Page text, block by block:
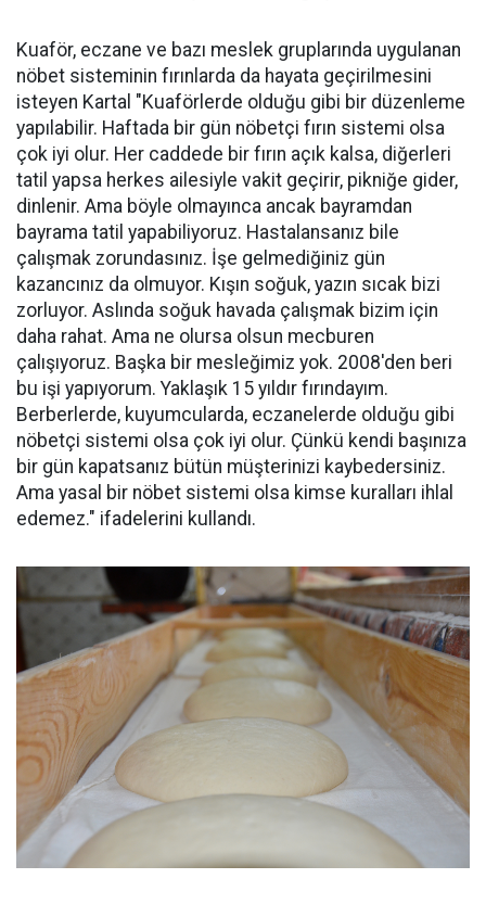
Kuaför, eczane ve bazı meslek gruplarında uygulanan
nöbet sisteminin fırınlarda da hayata geçirilmesini
isteyen Kartal "Kuaförlerde olduğu gibi bir düzenleme
yapılabilir. Haftada bir gün nöbetçi fırın sistemi olsa
çok iyi olur. Her caddede bir fırın açık kalsa, diğerleri
tatil yapsa herkes ailesiyle vakit geçirir, pikniğe gider,
dinlenir. Ama böyle olmayınca ancak bayramdan
bayrama tatil yapabiliyoruz. Hastalansanız bile
çalışmak zorundasınız. İşe gelmediğiniz gün
kazancınız da olmuyor. Kışın soğuk, yazın sıcak bizi
zorluyor. Aslında soğuk havada çalışmak bizim için
daha rahat. Ama ne olursa olsun mecburen
çalışıyoruz. Başka bir mesleğimiz yok. 2008'den beri
bu işi yapıyorum. Yaklaşık 15 yıldır fırındayım.
Berberlerde, kuyumcularda, eczanelerde olduğu gibi
nöbetçi sistemi olsa çok iyi olur. Çünkü kendi başınıza
bir gün kapatsanız bütün müşterinizi kaybedersiniz.
Ama yasal bir nöbet sistemi olsa kimse kuralları ihlal
edemez." ifadelerini kullandı.